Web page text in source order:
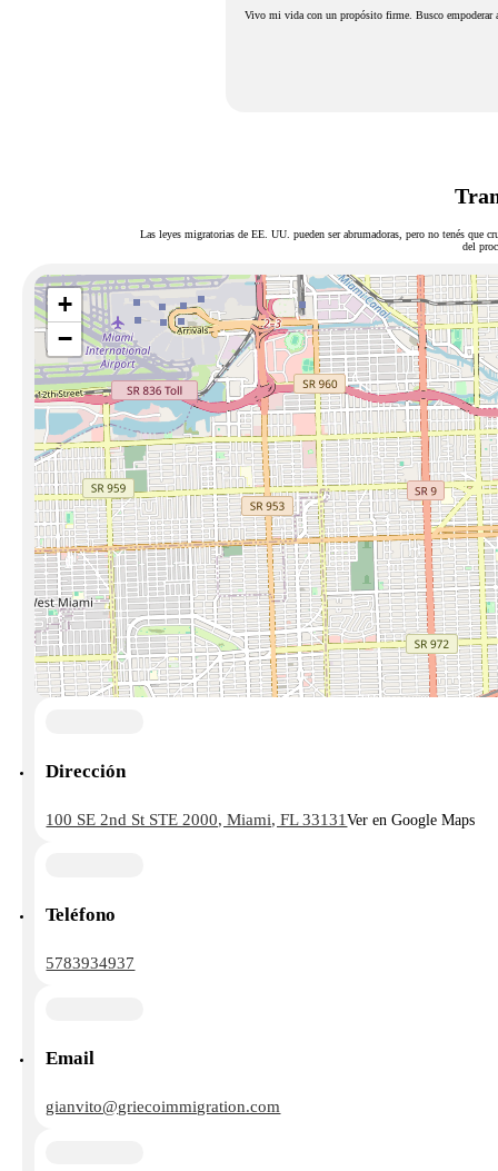
Vivo mi vida con un propósito firme. Busco empoderar
Las leyes migratorias de EE. UU. pueden ser abrumadoras, pero no tenés que
del
+
−
Dirección
100 SE 2nd St STE 2000, Miami, FL 33131Ver en Google Maps
Teléfono
5783934937
Email
gianvito@griecoimmigration.com